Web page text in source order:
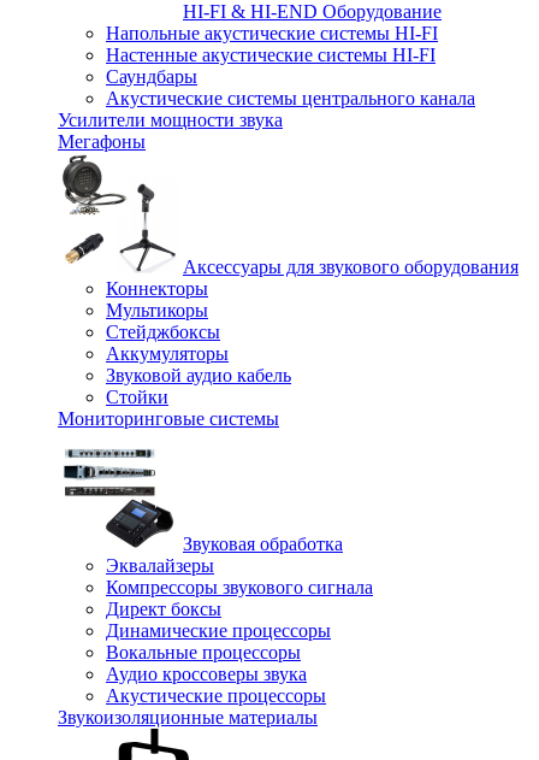
HI-FI & HI-END Оборудование
Напольные акустические системы HI-FI
Настенные акустические системы HI-FI
Саундбары
Акустические системы центрального канала
Усилители мощности звука
Мегафоны
Аксессуары для звукового оборудования
Коннекторы
Мультикоры
Стейджбоксы
Аккумуляторы
Звуковой аудио кабель
Стойки
Мониторинговые системы
Звуковая обработка
Эквалайзеры
Компрессоры звукового сигнала
Директ боксы
Динамические процессоры
Вокальные процессоры
Аудио кроссоверы звука
Акустические процессоры
Звукоизоляционные материалы